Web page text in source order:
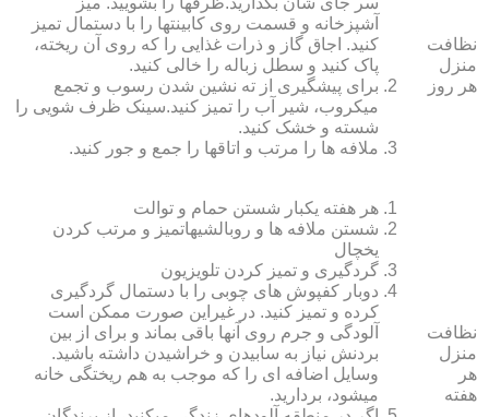
نظافت
منزل
هر روز
آشپزخانه و قسمت روی کابینت‏ها را با دستمال تمیز
کنید. اجاق گاز و ذرات غذایی را که روی آن ریخته،
پاک کنید و سطل زباله را خالی کنید.
برای پیشگیری از ته نشین شدن رسوب و تجمع
میکروب، شیر آب را تمیز کنید.سینک ظرف شویی را
شسته و خشک کنید.
ملافه‏ ها را مرتب و اتاق‏ها را جمع و جور کنید.
نظافت
منزل
هر
هفته
هر هفته یکبار شستن حمام و توالت
شستن ملافه‏ ها و روبالشی‎هاتمیز و مرتب کردن
یخچال
گردگیری و تمیز کردن تلویزیون
دوبار کفپوش‏ های چوبی را با دستمال گردگیری
کرده و تمیز کنید. در غیراین صورت ممکن است
آلودگی و جرم روی آنها باقی بماند و برای از بین
بردنش نیاز به سابیدن و خراشیدن داشته باشید.
وسایل اضافه ای را که موجب به هم ریختگی خانه
می‏شود، بردارید.